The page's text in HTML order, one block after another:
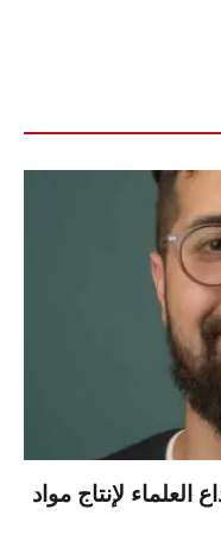
العلماء لإنتاج مواد